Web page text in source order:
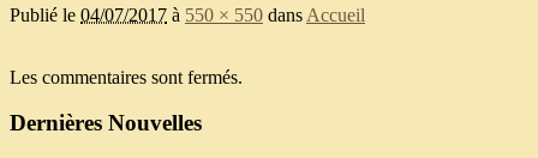
Publié le 04/07/2017 à 550 × 550 dans Accueil
Les commentaires sont fermés.
Dernières Nouvelles